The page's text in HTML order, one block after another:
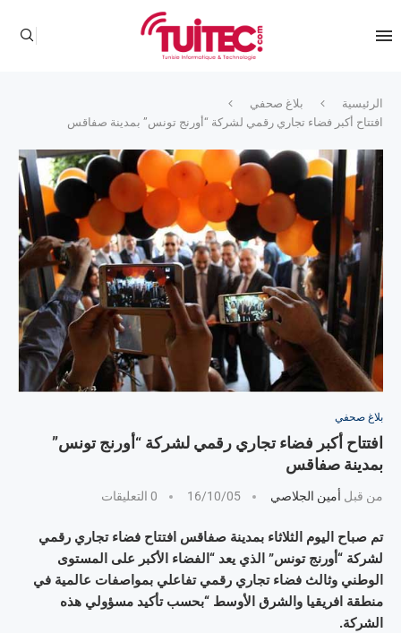
الرئيسية
بلاغ صحفي
افتتاح أكبر فضاء تجاري رقمي لشركة “أورنج تونس” بمدينة صفاقس
بلاغ صحفي
افتتاح أكبر فضاء تجاري رقمي لشركة “أورنج تونس”
بمدينة صفاقس
من قبل أمين الجلاصي 16/10/05 0 التعليقات
تم صباح اليوم الثلاثاء بمدينة صفاقس افتتاح فضاء تجاري رقمي
لشركة “أورنج تونس” الذي يعد “الفضاء الأكبر على المستوى
الوطني وثالث فضاء تجاري رقمي تفاعلي بمواصفات عالمية في
منطقة افريقيا والشرق الأوسط “بحسب تأكيد مسؤولي هذه
الشركة.